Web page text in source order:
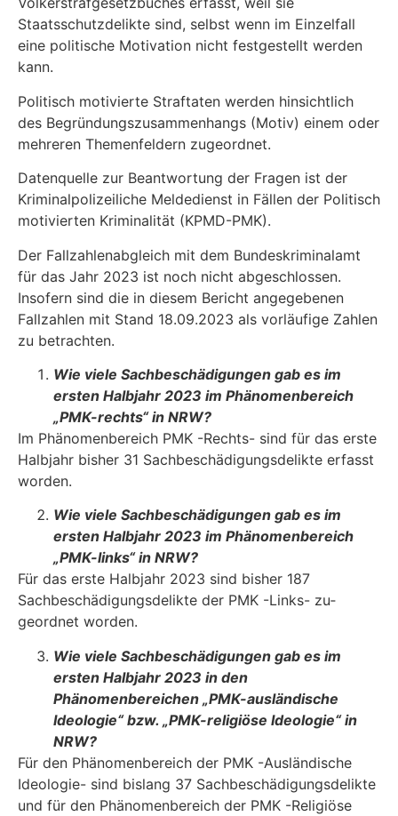
Staatsschutzdelikte sind, selbst wenn im Einzel­fall
eine politische Motivation nicht festgestellt werden
kann.
Politisch motivierte Straftaten werden hinsichtlich
des Begründungszusammenhangs (Motiv) einem oder
mehreren Themenfeldern zugeordnet.
Datenquelle zur Beantwortung der Fragen ist der
Kriminalpolizeiliche Meldedienst in Fällen der Politisch
motivierten Kriminalität (KPMD-PMK).
Der Fallzahlenabgleich mit dem Bundeskriminalamt
für das Jahr 2023 ist noch nicht abge­schlossen.
Insofern sind die in diesem Bericht angegebenen
Fallzahlen mit Stand 18.09.2023 als vorläufige Zahlen
zu betrachten.
Wie viele Sachbeschädigungen gab es im
ersten Halbjahr 2023 im Phänomenbereich
„PMK-rechts“ in NRW?
Im Phänomenbereich PMK -Rechts- sind für das erste
Halbjahr bisher 31 Sachbeschädi­gungsdelikte erfasst
worden.
Wie viele Sachbeschädigungen gab es im
ersten Halbjahr 2023 im Phänomenbereich
„PMK-links“ in NRW?
Für das erste Halbjahr 2023 sind bisher 187
Sachbeschädigungsdelikte der PMK -Links- zu­
geordnet worden.
Wie viele Sachbeschädigungen gab es im
ersten Halbjahr 2023 in den
Phänomenbereichen „PMK-ausländische
Ideologie“ bzw. „PMK-religiöse Ideologie“ in
NRW?
Für den Phänomenbereich der PMK -Ausländische
Ideologie- sind bislang 37 Sachbeschädi­gungsdelikte
und für den Phänomenbereich der PMK -Religiöse